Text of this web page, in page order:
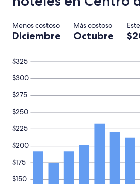
en
estancia
de
1
para
2
adultos.
precios
la
están
sujetos
a
cambios.
Aplican
términos
Menos costoso Más costoso
Diciembre Octubre
$150
$175
$200
$225
$250
$275
$300
$325